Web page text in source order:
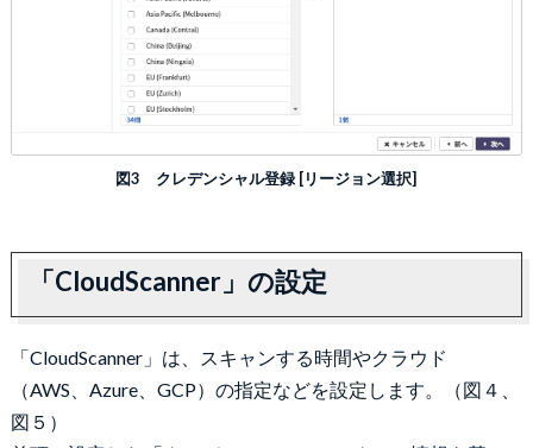
図3 クレデンシャル登録 [リージョン選択]
「CloudScanner」の設定
「CloudScanner」は、スキャンする時間やクラウド
（AWS、Azure、GCP）の指定などを設定します。（図４、
図５）